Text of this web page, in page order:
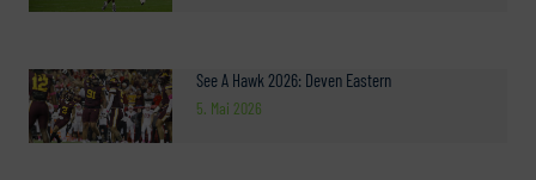
See A Hawk 2026: Deven Eastern
5. Mai 2026